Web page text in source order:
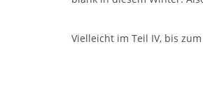
Vielleicht im Teil IV, bis